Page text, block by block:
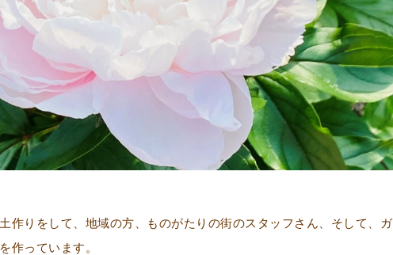
作りをして、地域の方、ものがたりの街のスタッフさん、そして、ガ
作っています。